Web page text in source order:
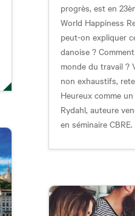
progrès, est en
World Happiness
peut-on expliquer
danoise ?
monde du travail ?
non exhaustifs,
Heureux comme
Rydahl, auteure
en séminaire CBRE.